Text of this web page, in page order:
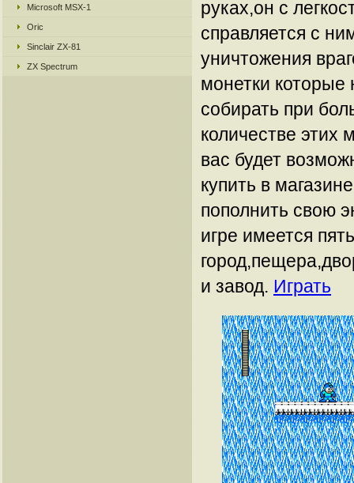
Microsoft MSX-1
Oric
Sinclair ZX-81
ZX Spectrum
руках,он с
справляется с
уничтожения
монетки которые
собирать при
количестве этих
вас будет
купить в
пополнить свою
игре имеется
и завод. Играть